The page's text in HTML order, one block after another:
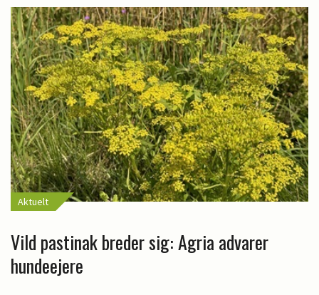
Aktuelt
Vild pastinak breder sig: Agria advarer
hundeejere